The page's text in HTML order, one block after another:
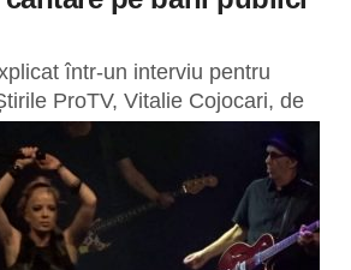
într-un interviu pentru
ProTV, Vitalie Cojocari, de
electorale, la nunți sau la
Vama se...